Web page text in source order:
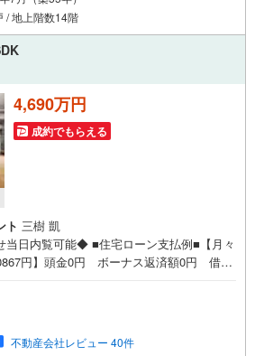
/ 地上階数14階
4,690万円
成約でもらえる
ト 三樹 凱
日内覧可能◆ ■住宅ローン支払例■【月々
円】頭金0円 ボーナス返済額0円 借入
費用ローンお気軽にご相談下さい！墨田区
業平橋住宅。東武伊勢崎線（スカイツリー
カイツリー」駅徒歩4分、ほか都営浅草線
徒歩6分、メトロ半蔵門線「押上」駅7分
不動産会社レビュー 40件